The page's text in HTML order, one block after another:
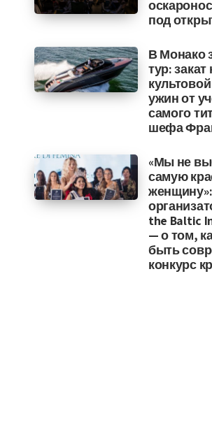
под
В Монако
тур:
ужин от
самого
шефа
«Мы не
самую
женщину»:
the Baltic
— о том,
быть
конкурс